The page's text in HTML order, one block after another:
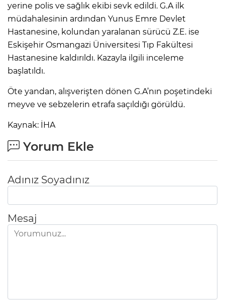
yerine polis ve sağlık ekibi sevk edildi. G.A ilk
müdahalesinin ardından Yunus Emre Devlet
Hastanesine, kolundan yaralanan sürücü Z.E. ise
Eskişehir Osmangazi Üniversitesi Tıp Fakültesi
Hastanesine kaldırıldı. Kazayla ilgili inceleme
başlatıldı.
Öte yandan, alışverişten dönen G.A’nın poşetindeki
meyve ve sebzelerin etrafa saçıldığı görüldü.
Kaynak: İHA
Yorum Ekle
Adınız Soyadınız
Mesaj